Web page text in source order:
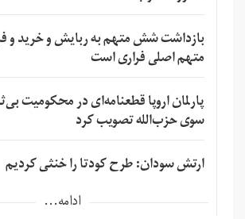
بازداشت شش متهم به ربایش و خرید
متهم اصلی فراری است
پارلمان اروپا قطعنامه‌ای در محکومیت
سوی حزب‌الله تصویب کرد
ارتش سودان: طرح کودتا را خنثی کردیم
ادامه...